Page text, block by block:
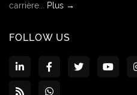
carrière...
Plus →
FOLLOW US